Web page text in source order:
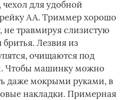
для удобной
АА. Триммер хорошо
не травмируя слизистую
Лезвия из
очищаются под
Чтобы машинку можно
даже мокрыми руками, в
накладки. Примерная